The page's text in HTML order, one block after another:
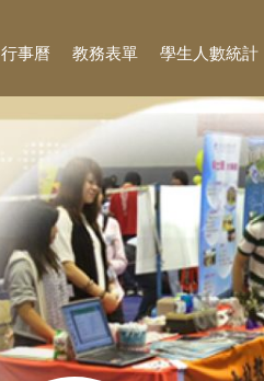
行事曆 教務表單 學生人數統計